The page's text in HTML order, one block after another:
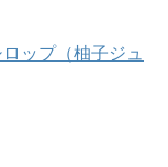
ップ（柚子ジュ